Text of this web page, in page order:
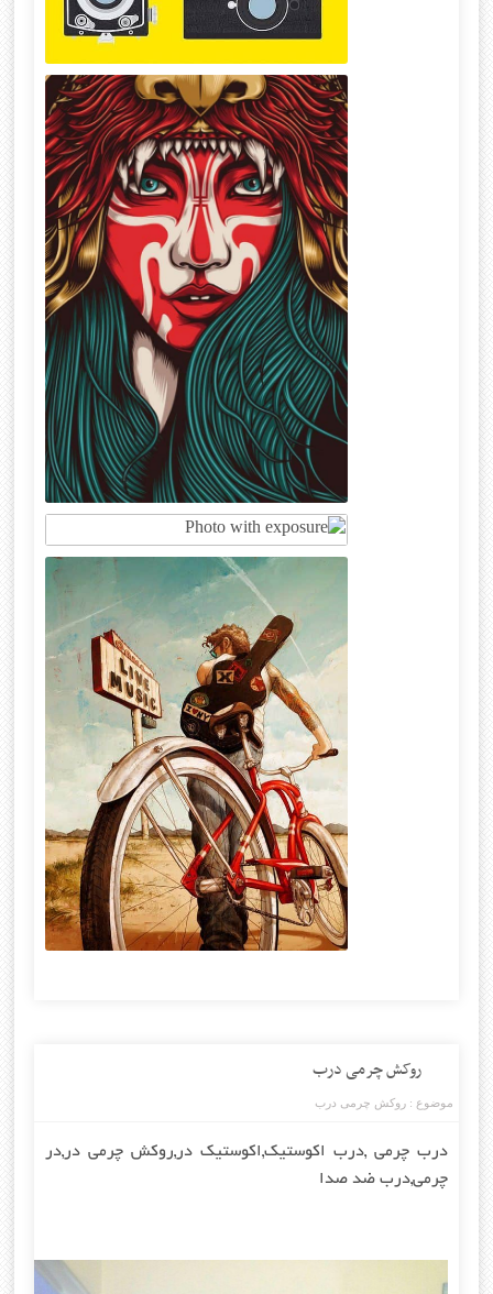
روکش چرمی درب
موضوع :روکش چرمی درب
درب چرمی,درب اکوستیک,اکوستیک در ,روکش چرمی در ,در
چرمی,درب ضد صدا
Fix the moment !
Lions eyes
Photo with exposure